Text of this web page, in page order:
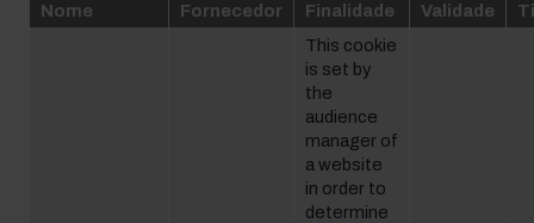
Nome Fornecedor Finalidade Validade
This cookie
is set by
the
audience
manager of
a website
in order to
determine